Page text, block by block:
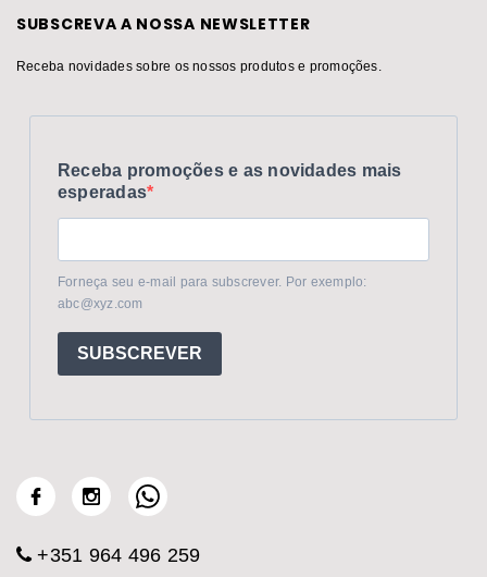
SUBSCREVA A NOSSA NEWSLETTER
Receba novidades sobre os nossos produtos e promoções.
Receba promoções e as novidades mais
esperadas
Forneça seu e-mail para subscrever. Por exemplo:
abc@xyz.com
SUBSCREVER
+351 964 496 259